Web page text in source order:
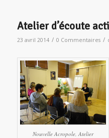
Atelier d’écoute
23 avril 2014 / 0 Commentaires /
Nouvelle Acropole, Atelier